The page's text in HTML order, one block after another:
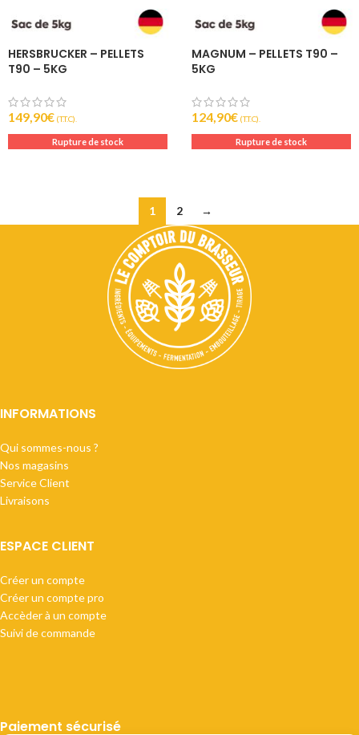
HERSBRUCKER – PELLETS
T90 – 5KG
149,90€ (T.T.C).
Rupture de stock
MAGNUM – PELLETS T90 –
5KG
124,90€ (T.T.C).
Rupture de stock
1 2 →
INFORMATIONS
Qui sommes-nous ?
Nos magasins
Service Client
Livraisons
ESPACE CLIENT
Créer un compte
Créer un compte pro
Accèder à un compte
Suivi de commande
Paiement sécurisé